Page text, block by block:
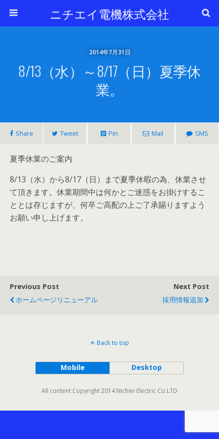
ニチエイ電機株式会社
2014年7月31日
8/13（水）～8/17（日）夏季休
業。
Share Tweet Pin Mail SMS
夏季休業のご案内
8/13（水）から8/17（日）まで夏季休暇の為、休業させ
て頂きます。休業期間中は何かとご迷惑をお掛けするこ
ととは存じますが、何卒ご高配の上ご了承賜りますよう
お願い申し上げます。
Previous Post
ホームページリニューアル
Next Post
採用情報追加
Back to top
Mobile Desktop
All content Copyright 2014 Nichiei Electric Co.LTD